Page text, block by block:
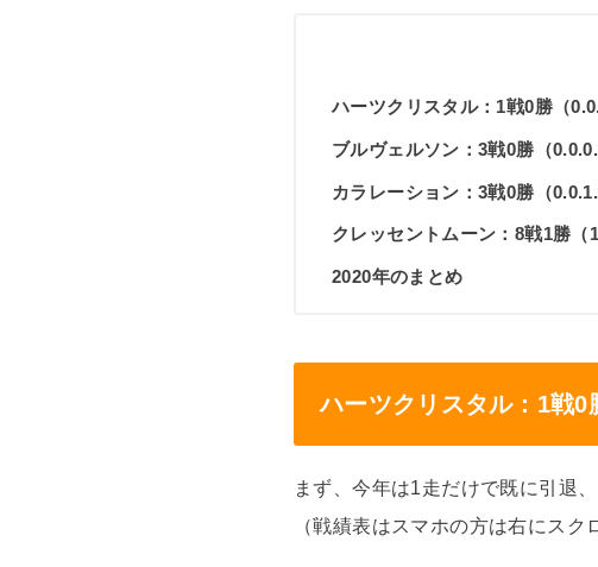
ハーツクリスタル：1戦0勝（
ブルヴェルソン：3戦0勝（
カラレーション：3戦0勝（
クレッセントムーン：8戦1勝（
2020年のまとめ
ハーツクリスタル：1戦0
まず、今年は1走だけで既に引退
（戦績表はスマホの方は右にスク